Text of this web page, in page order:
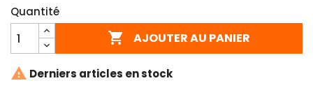
Quantité
 AJOUTER AU PANIER
 Derniers articles en stock